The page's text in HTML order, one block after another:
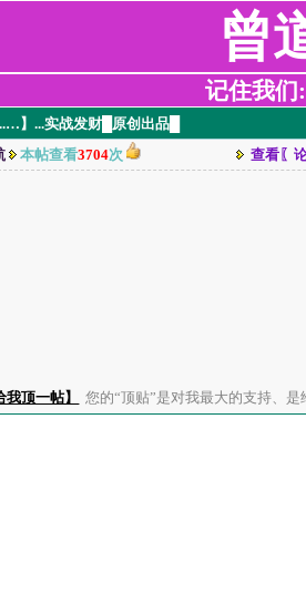
曾
记住我们
】...实战发财█原创出品█
本帖查看3704次 查看〖
我顶一帖】 您的“顶贴”是对我最大的支持、